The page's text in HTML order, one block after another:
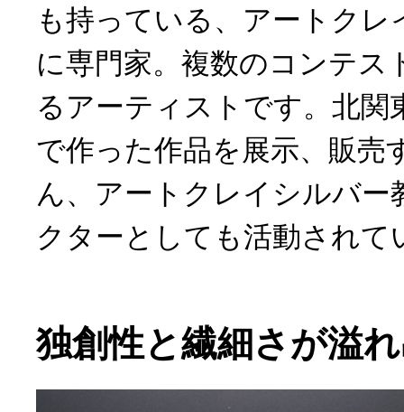
も持っている、アートク
に専門家。複数のコンテス
るアーティストです。北関
で作った作品を展示、販売
ん、アートクレイシルバー
クターとしても活動されて
独創性と繊細さが溢